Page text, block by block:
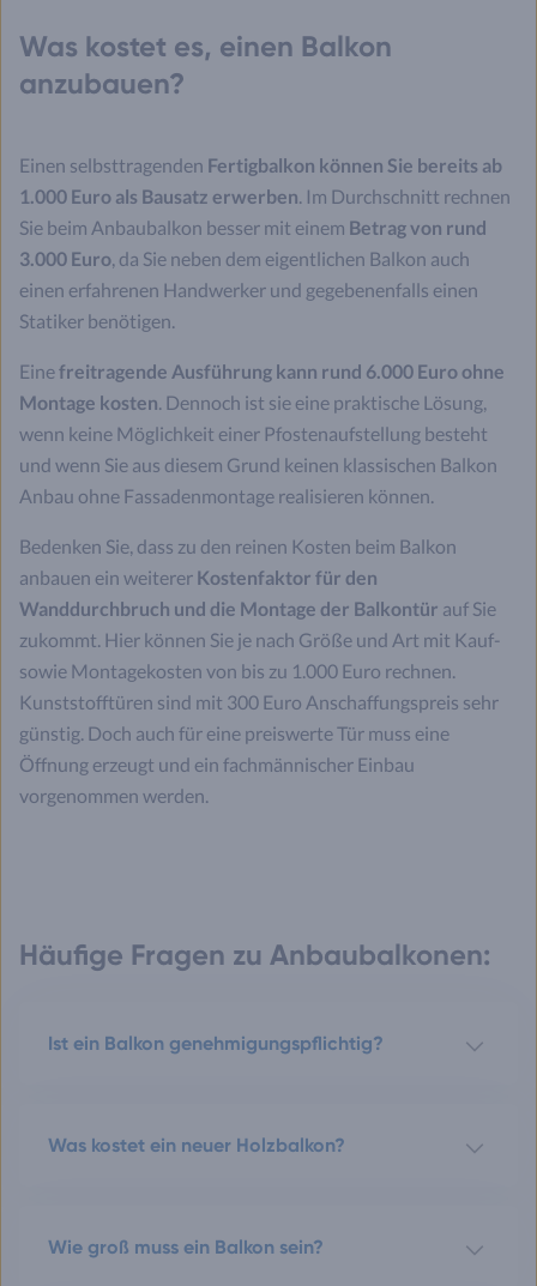
Was kostet es, einen Balkon
anzubauen?
Einen selbsttragenden Fertigbalkon können Sie bereits ab
1.000 Euro als Bausatz erwerben. Im Durchschnitt rechnen
Sie beim Anbaubalkon besser mit einem Betrag von rund
3.000 Euro, da Sie neben dem eigentlichen Balkon auch
einen erfahrenen Handwerker und gegebenenfalls einen
Statiker benötigen.
Einefreitragende Ausführung kann rund 6.000 Euro ohne
Montage kosten. Dennoch ist sie eine praktische Lösung,
wenn keine Möglichkeit einer Pfostenaufstellung besteht
und wenn Sie aus diesem Grund keinen klassischen Balkon
Anbau ohne Fassadenmontage realisieren können.
Bedenken Sie, dass zu den reinen Kosten beim Balkon
anbauen ein weiterer Kostenfaktor für den
Wanddurchbruch und die Montage der Balkontür auf Sie
zukommt. Hier können Sie je nach Größe und Art mit Kauf-
sowie Montagekosten von bis zu 1.000 Euro rechnen.
Kunststofftüren sind mit 300 Euro Anschaffungspreis sehr
günstig. Doch auch für eine preiswerte Tür muss eine
Öffnung erzeugt und ein fachmännischer Einbau
vorgenommen werden.
Häufige Fragen zu Anbaubalkonen:
Ist ein Balkon genehmigungspflichtig?
Was kostet ein neuer Holzbalkon?
Wie groß muss ein Balkon sein?